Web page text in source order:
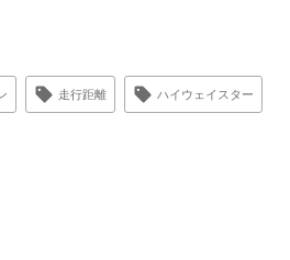
走行距離 ハイウェイスター